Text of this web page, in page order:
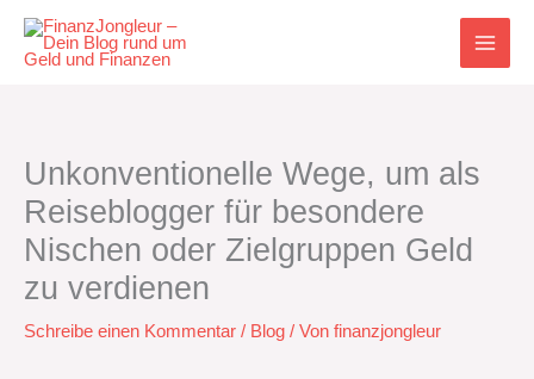
Inhalt
springen
Unkonventionelle Wege, um als
Reiseblogger für besondere
Nischen oder Zielgruppen Geld
zu verdienen
Schreibe einen Kommentar / Blog / Von finanzjongleur